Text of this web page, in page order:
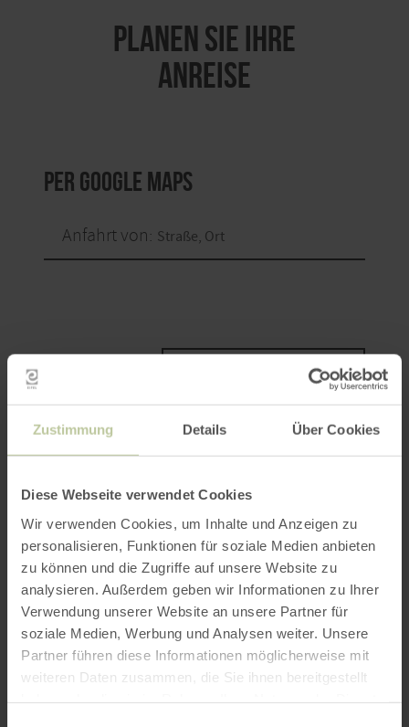
Zustimmung Details Über Cookies
Diese Webseite verwendet Cookies
Wir verwenden Cookies, um Inhalte und Anzeigen zu
personalisieren, Funktionen für soziale Medien anbieten
zu können und die Zugriffe auf unsere Website zu
analysieren. Außerdem geben wir Informationen zu Ihrer
Verwendung unserer Website an unsere Partner für
soziale Medien, Werbung und Analysen weiter. Unsere
Partner führen diese Informationen möglicherweise mit
weiteren Daten zusammen, die Sie ihnen bereitgestellt
PLANEN SIE IHRE
ANREISE
per Google Maps
Anfahrt von:
Das könnte Sie auch
interessieren